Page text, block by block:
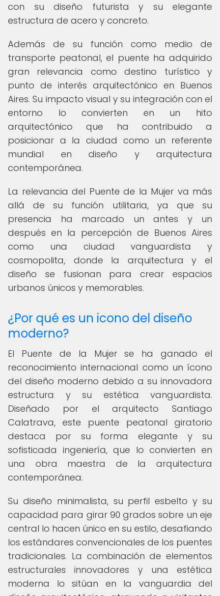
con su diseño futurista y su elegante
estructura de acero y concreto.
Además de su función como medio de
transporte peatonal, el puente ha adquirido
gran relevancia como destino turístico y
punto de interés arquitectónico en Buenos
Aires. Su impacto visual y su integración con el
entorno lo convierten en un hito
arquitectónico que ha contribuido a
posicionar a la ciudad como un referente
mundial en diseño y arquitectura
contemporánea.
La relevancia del Puente de la Mujer va más
allá de su función utilitaria, ya que su
presencia ha marcado un antes y un
después en la percepción de Buenos Aires
como una ciudad vanguardista y
cosmopolita, donde la arquitectura y el
diseño se fusionan para crear espacios
urbanos únicos y memorables.
¿Por qué es un icono del diseño
moderno?
El Puente de la Mujer se ha ganado el
reconocimiento internacional como un ícono
del diseño moderno debido a su innovadora
estructura y su estética vanguardista.
Diseñado por el arquitecto Santiago
Calatrava, este puente peatonal giratorio
destaca por su forma elegante y su
sofisticada ingeniería, que lo convierten en
una obra maestra de la arquitectura
contemporánea.
Su diseño minimalista, su perfil esbelto y su
capacidad para girar 90 grados sobre un eje
central lo hacen único en su estilo, desafiando
los estándares convencionales de los puentes
tradicionales. La combinación de elementos
estructurales innovadores y una estética
moderna lo sitúan en la vanguardia del